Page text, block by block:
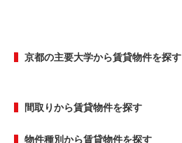
京都の主要大学から賃貸物件を探す
間取りから賃貸物件を探す
物件種別から賃貸物件を探す